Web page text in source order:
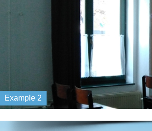
Example 2